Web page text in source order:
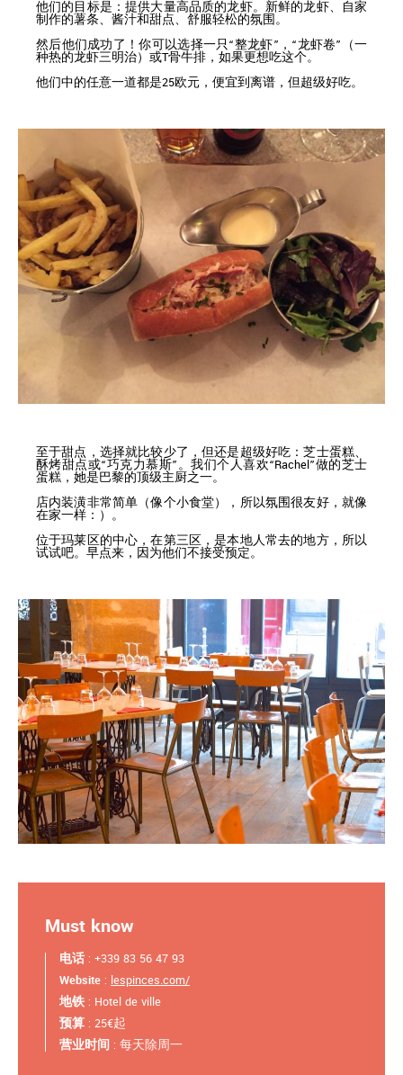
他们的目标是：提供大量高品质的龙虾。新鲜的龙虾、自家
制作的薯条、酱汁和甜点、舒服轻松的氛围。
然后他们成功了！你可以选择一只“整龙虾”，“龙虾卷”（一
种热的龙虾三明治）或T骨牛排，如果更想吃这个。
他们中的任意一道都是25欧元，便宜到离谱，但超级好吃。
至于甜点，选择就比较少了，但还是超级好吃：芝士蛋糕、
酥烤甜点或“巧克力慕斯”。我们个人喜欢“Rachel”做的芝士
蛋糕，她是巴黎的顶级主厨之一。
店内装潢非常简单（像个小食堂），所以氛围很友好，就像
在家一样：）。
位于玛莱区的中心，在第三区，是本地人常去的地方，所以
试试吧。早点来，因为他们不接受预定。
Must know
电话 : +339 83 56 47 93
Website : lespinces.com/
地铁 : Hotel de ville
预算 : 25€起
营业时间 : 每天除周一